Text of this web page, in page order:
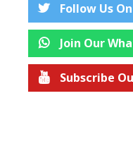
Follow Us
Join Our
Subscribe